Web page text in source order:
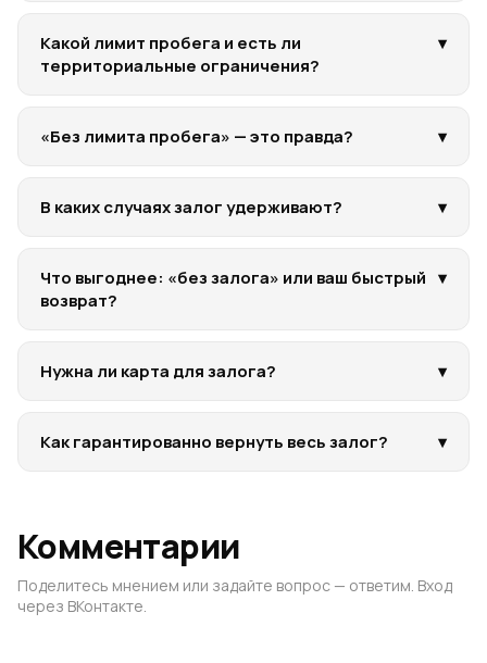
Какой лимит пробега и есть ли
территориальные ограничения?
▾
«Без лимита пробега» — это правда? ▾
В каких случаях залог удерживают? ▾
Что выгоднее: «без залога» или ваш быстрый
возврат?
▾
Нужна ли карта для залога? ▾
Как гарантированно вернуть весь залог? ▾
Комментарии
Поделитесь мнением или задайте вопрос — ответим. Вход
через ВКонтакте.